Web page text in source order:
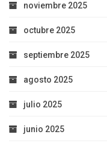
noviembre 2025
octubre 2025
septiembre 2025
agosto 2025
julio 2025
junio 2025